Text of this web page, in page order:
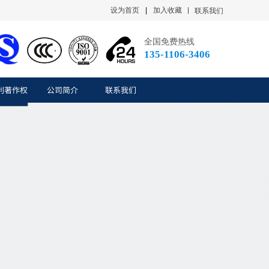
设为首页 加入收藏 联系我们
全国免费热线
135-1106-3406
著作权 公司简介 联系我们